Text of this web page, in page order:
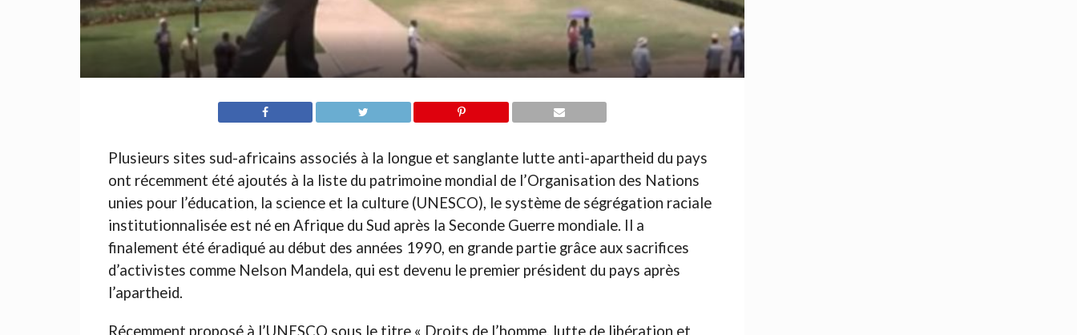
Plusieurs sites sud-africains associés à la longue et sanglante lutte anti-apartheid du pays
ont récemment été ajoutés à la liste du patrimoine mondial de l’Organisation des Nations
unies pour l’éducation, la science et la culture (UNESCO), le système de ségrégation raciale
institutionnalisée est né en Afrique du Sud après la Seconde Guerre mondiale. Il a
finalement été éradiqué au début des années 1990, en grande partie grâce aux sacrifices
d’activistes comme Nelson Mandela, qui est devenu le premier président du pays après
l’apartheid.
Récemment proposé à l’UNESCO sous le titre « Droits de l’homme, lutte de libération et